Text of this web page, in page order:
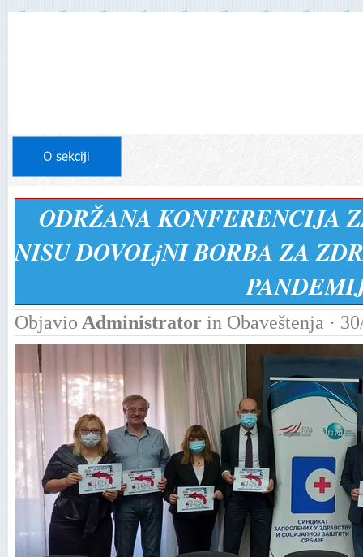
ODRŽANA KONFERENCIJA
NISU DOVOLjNI BORBA ZA
Objavio Administrator in Obaveštenja ·